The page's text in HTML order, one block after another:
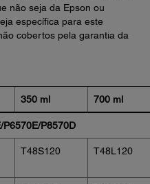
não seja da Epson ou
específica para este
cobertos pela garantia da
350 ml 700 ml
P8570D
T48S120 T48L120